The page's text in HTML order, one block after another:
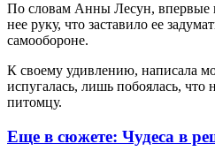
По словам Анны Лесун, впервые
нее руку, что заставило ее
самообороне.
К своему удивлению, написала
испугалась, лишь побоялась, что
питомцу.
Еще в сюжете: Чудеса в